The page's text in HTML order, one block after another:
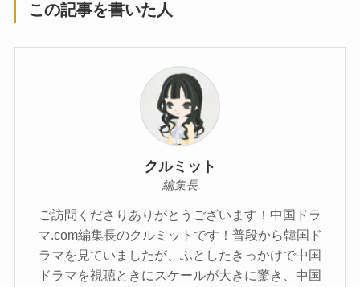
この記事を書いた人
クルミット
編集長
ご訪問くださりありがとうございます！中国ドラ
マ.com編集長のクルミットです！普段から韓国ド
ラマを見ていましたが、ふとしたきっかけで中国
ドラマを視聴ときにスケールが大きに驚き、中国